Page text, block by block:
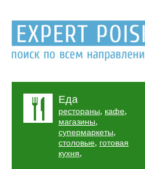
Еда
рестораны, кафе,
магазины,
супермаркеты,
столовые, готовая
кухня,